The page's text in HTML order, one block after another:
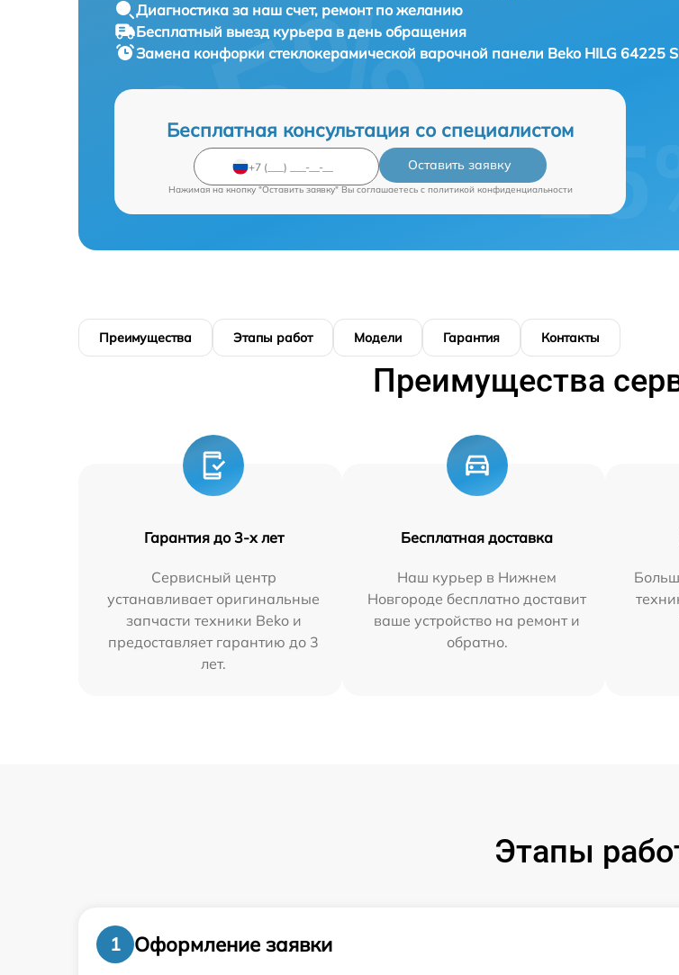
Диагностика за наш счет, ремонт по желанию
Бесплатный выезд курьера в день обращения
Замена конфорки стеклокерамической варочной панели Beko HILG 64225
Бесплатная консультация со специалистом
Оставить заявку
Нажимая на кнопку "Оставить заявку" Вы соглашаетесь c политикой конфиденциальности
Преимущества Этапы работ Модели Гарантия Контакты
Преимущества
Гарантия до 3-х лет
Сервисный центр
устанавливает оригинальные
запчасти техники Beko и
предоставляет гарантию до 3
лет.
Бесплатная доставка
Наш курьер в Нижнем
Новгороде бесплатно доставит
ваше устройство на ремонт и
обратно.
Этапы
1
Оформление заявки